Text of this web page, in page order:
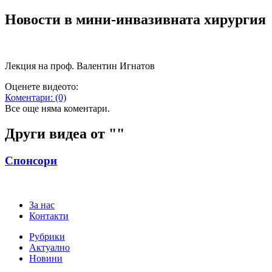
Новости в мин​и-инвазивната хирургия
Лекция на проф. Валентин Игнатов
Оценете видеото:
Коментари: (0)
Все още няма коментари.
Други видеа от ""
Спонсори
За нас
Контакти
Рубрики
Актуално
Новини